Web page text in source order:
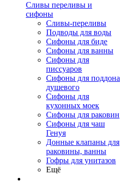
Сливы переливы и
сифоны
Сливы-переливы
Подводы для воды
Сифоны для биде
Сифоны для ванны
Сифоны для
писсуаров
Сифоны для поддона
душевого
Сифоны для
кухонных моек
Сифоны для раковин
Сифоны для чаш
Генуя
Донные клапаны для
раковины, ванны
Гофры для унитазов
Ещё